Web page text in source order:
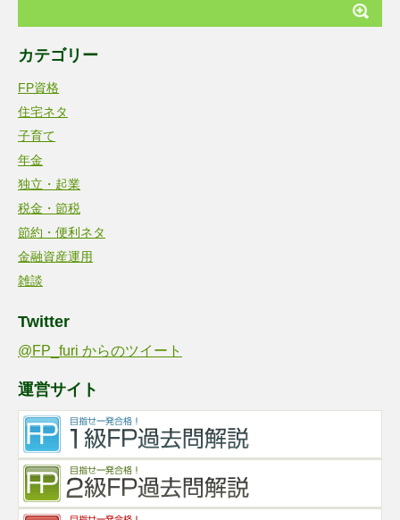
カテゴリー
FP資格
住宅ネタ
子育て
年金
独立・起業
税金・節税
節約・便利ネタ
金融資産運用
雑談
Twitter
@FP_furi からのツイート
運営サイト